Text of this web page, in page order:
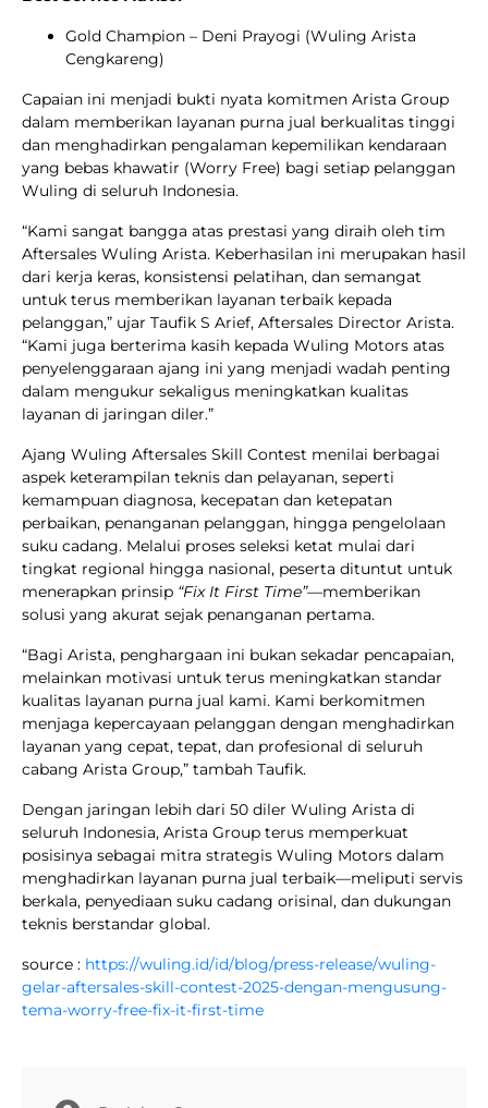
Gold Champion – Deni Prayogi (Wuling Arista
Cengkareng)
Capaian ini menjadi bukti nyata komitmen Arista Group
dalam memberikan layanan purna jual berkualitas tinggi
dan menghadirkan pengalaman kepemilikan kendaraan
yang bebas khawatir (Worry Free) bagi setiap pelanggan
Wuling di seluruh Indonesia.
“Kami sangat bangga atas prestasi yang diraih oleh tim
Aftersales Wuling Arista. Keberhasilan ini merupakan hasil
dari kerja keras, konsistensi pelatihan, dan semangat
untuk terus memberikan layanan terbaik kepada
pelanggan,” ujar Taufik S Arief, Aftersales Director Arista.
“Kami juga berterima kasih kepada Wuling Motors atas
penyelenggaraan ajang ini yang menjadi wadah penting
dalam mengukur sekaligus meningkatkan kualitas
layanan di jaringan diler.”
Ajang Wuling Aftersales Skill Contest menilai berbagai
aspek keterampilan teknis dan pelayanan, seperti
kemampuan diagnosa, kecepatan dan ketepatan
perbaikan, penanganan pelanggan, hingga pengelolaan
suku cadang. Melalui proses seleksi ketat mulai dari
tingkat regional hingga nasional, peserta dituntut untuk
menerapkan prinsip “Fix It First Time”—memberikan
solusi yang akurat sejak penanganan pertama.
“Bagi Arista, penghargaan ini bukan sekadar pencapaian,
melainkan motivasi untuk terus meningkatkan standar
kualitas layanan purna jual kami. Kami berkomitmen
menjaga kepercayaan pelanggan dengan menghadirkan
layanan yang cepat, tepat, dan profesional di seluruh
cabang Arista Group,” tambah Taufik.
Dengan jaringan lebih dari 50 diler Wuling Arista di
seluruh Indonesia, Arista Group terus memperkuat
posisinya sebagai mitra strategis Wuling Motors dalam
menghadirkan layanan purna jual terbaik—meliputi servis
berkala, penyediaan suku cadang orisinal, dan dukungan
teknis berstandar global.
source : https://wuling.id/id/blog/press-release/wuling-
gelar-aftersales-skill-contest-2025-dengan-mengusung-
tema-worry-free-fix-it-first-time